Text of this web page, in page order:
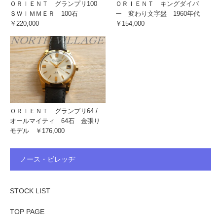
ＯＲＩＥＮＴ グランプリ100
ＳＷＩＭＭＥＲ 100石
￥220,000
ＯＲＩＥＮＴ キングダイバ
ー 変わり文字盤 1960年代
￥154,000
ＯＲＩＥＮＴ グランプリ64 /
オールマイティ 64石 金張り
モデル ￥176,000
ノース・ビレッヂ
STOCK LIST
TOP PAGE